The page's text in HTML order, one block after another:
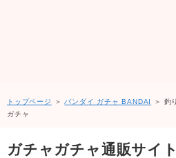
トップページ ＞ バンダイ ガチャ BANDAI
＞ 釣
ガチャ
ガチャガチャ通販サイ